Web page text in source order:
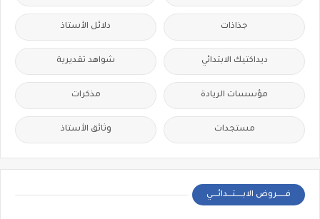
جذاذات دلائل الأستاذ
ديداكتيك الابتدائي شواهد تقديرية
مؤسسات الريادة مذكرات
مستجدات وثائق الأستاذ
فــــــروض الابـــــتـــدائــــي